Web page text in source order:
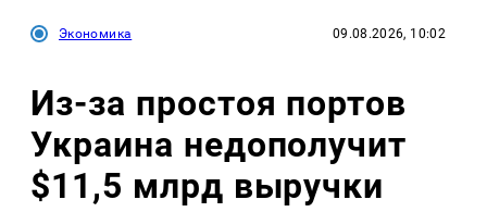
Экономика 09.08.2026, 10:02
Из-за простоя портов
Украина недополучит
$11,5 млрд выручки